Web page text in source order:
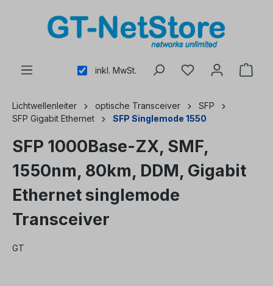
inkl. MwSt.
Lichtwellenleiter optische Transceiver
SFP
SFP Gigabit Ethernet
SFP Singlemode 1550
SFP 1000Base-ZX, SMF,
1550nm, 80km, DDM, Gigabit
Ethernet singlemode
Transceiver
GT